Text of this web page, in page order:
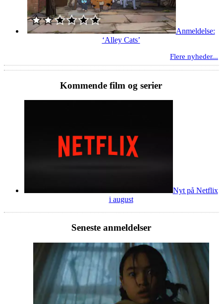
Anmeldelse:
‘Alley Cats’
Flere nyheder...
Kommende film og serier
Nyt på Netflix
i august
Seneste anmeldelser